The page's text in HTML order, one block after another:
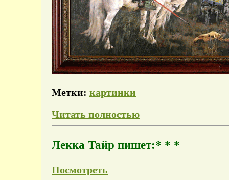
Метки: картинки
Читать полностью
Лекка Тайр пишет:* * *
Посмотреть